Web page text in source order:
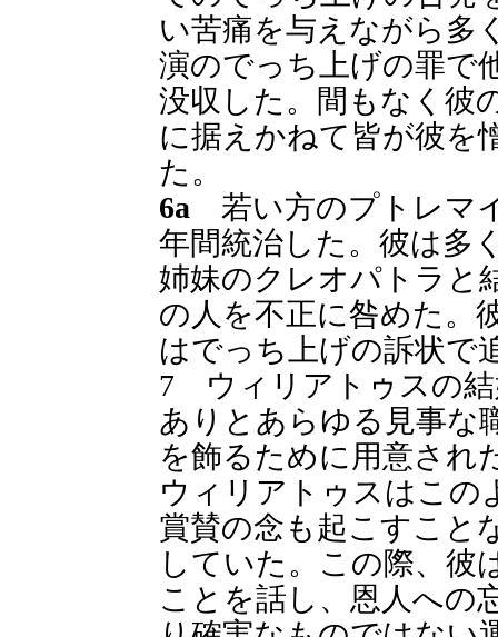
い苦痛を与えながら多
演のでっち上げの罪で
没収した。間もなく彼
に据えかねて皆が彼を
た。
6a 若い方のプトレマ
年間統治した。彼は多
姉妹のクレオパトラと
の人を不正に咎めた。
はでっち上げの訴状で
7 ウィリアトゥスの結
ありとあらゆる見事な
を飾るために用意され
ウィリアトゥスはこの
賞賛の念も起こすこと
していた。この際、彼
ことを話し、恩人へ